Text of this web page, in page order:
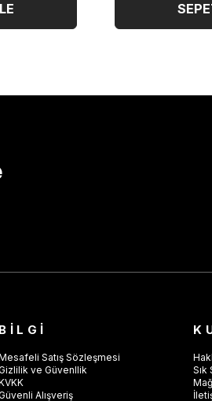
BİLGİ
Satış Sözleşmesi
ve Güvenllik
Alışveriş
Sık